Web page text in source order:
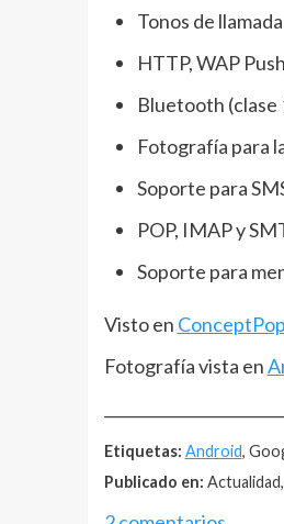
Tonos de
HTTP, WAP
Bluetooth (clase
Fotografía para
Soporte para
POP, IMAP y
Soporte para
Visto en ConceptPop
Fotografía vista en
Etiquetas: Android,
Publicado en: